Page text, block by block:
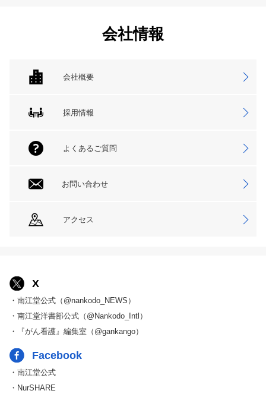
会社情報
会社概要
採用情報
よくあるご質問
お問い合わせ
アクセス
X
・南江堂公式（@nankodo_NEWS）
・南江堂洋書部公式（@Nankodo_Intl）
・『がん看護』編集室（@gankango）
Facebook
・南江堂公式
・NurSHARE